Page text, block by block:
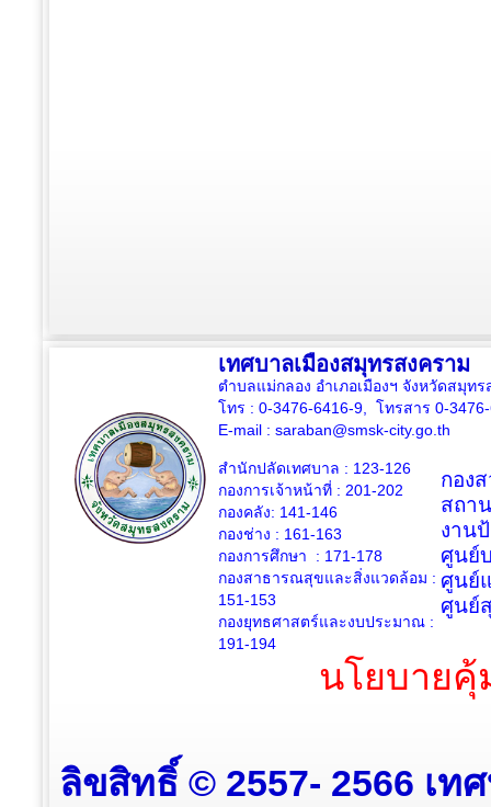
เทศบาลเมืองสมุทรสงคราม
ตำบลแม่กลอง อำเภอเมืองฯ จังหวัดสมุท
โทร : 0-3476-6416-9, โทรสาร 0-
E-mail : saraban@smsk-city.go.th
สำนักปลัดเทศบาล : 123-126
กองการเจ้าหน้าที่ : 201-202
กองคลัง: 141-146
กองช่าง : 161-163
กองการศึกษา : 171-178
กองสาธารณสุขและสิ่งแวดล้อม :
151-153
กองยุทธศาสตร์และงบประมาณ :
191-194
กอง
สถา
งาน
ศูนย์
ศูนย์
ศูนย์
นโยบาย
ลิขสิทธิ์ © 2557- 2566 เท